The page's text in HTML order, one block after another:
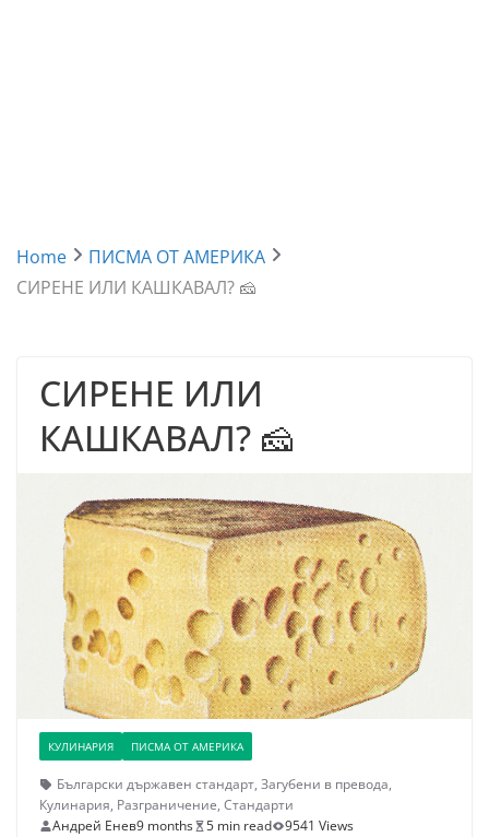
Home
ПИСМА ОТ АМЕРИКА
СИРЕНЕ ИЛИ КАШКАВАЛ? 🧀
СИРЕНЕ ИЛИ
КАШКАВАЛ? 🧀
КУЛИНАРИЯ ПИСМА ОТ АМЕРИКА
Български държавен стандарт, Загубени в превода,
Кулинария, Разграничение, Стандарти
Андрей Енев9 months 5 min read 9541 Views